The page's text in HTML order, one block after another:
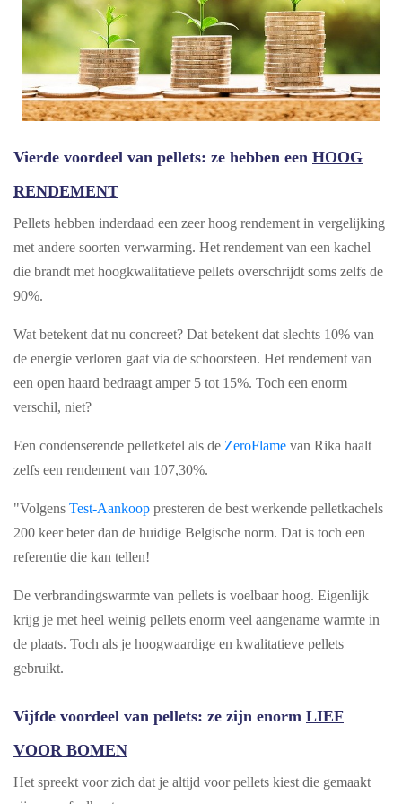
Vierde voordeel van pellets: ze hebben een HOOG
RENDEMENT
Pellets hebben inderdaad een zeer hoog rendement in vergelijking
met andere soorten verwarming. Het rendement van een kachel
die brandt met hoogkwalitatieve pellets overschrijdt soms zelfs de
90%.
Wat betekent dat nu concreet? Dat betekent dat slechts 10% van
de energie verloren gaat via de schoorsteen. Het rendement van
een open haard bedraagt amper 5 tot 15%. Toch een enorm
verschil, niet?
Een condenserende pelletketel als de ZeroFlame van Rika haalt
zelfs een rendement van 107,30%.
"Volgens Test-Aankoop presteren de best werkende pelletkachels
200 keer beter dan de huidige Belgische norm. Dat is toch een
referentie die kan tellen!
De verbrandingswarmte van pellets is voelbaar hoog. Eigenlijk
krijg je met heel weinig pellets enorm veel aangename warmte in
de plaats. Toch als je hoogwaardige en kwalitatieve pellets
gebruikt.
Vijfde voordeel van pellets: ze zijn enorm LIEF
VOOR BOMEN
Het spreekt voor zich dat je altijd voor pellets kiest die gemaakt